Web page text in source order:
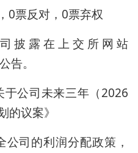
0票反对，0票弃权
披露在上交所网站
告。
于公司未来三年（2026
的议案》
司的利润分配政策，